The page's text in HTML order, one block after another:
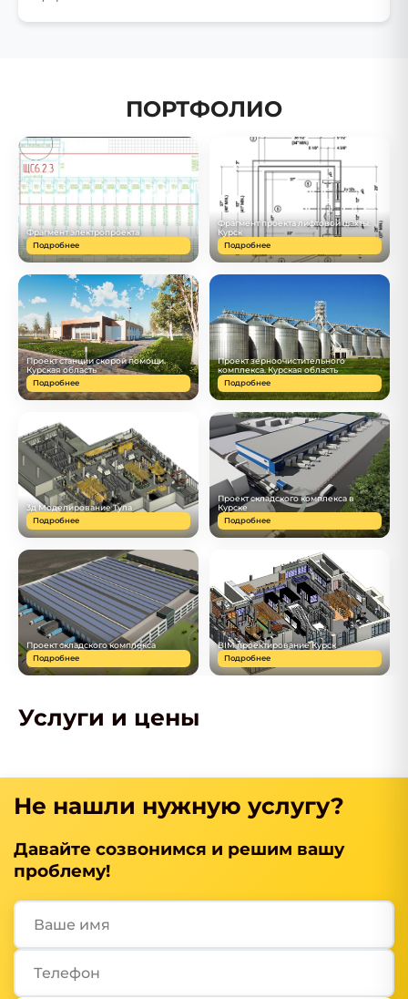
ПОРТФОЛИО
Фрагмент электропроекта
Подробнее
Фрагмент проекта лифтовой шахты.
Курск
Подробнее
Проект станции скорой помощи.
Курская область
Подробнее
Проект зерноочистительного
комплекса. Курская область
Подробнее
3д Моделирование Тула
Подробнее
Проект складского комплекса в
Курске
Подробнее
Проект складского комплекса
Подробнее
BIM проектирование Курск
Подробнее
Услуги и цены
Не нашли нужную услугу?
Давайте созвонимся и решим вашу
проблему!